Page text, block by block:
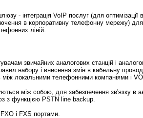
- інтеграція VoIP послуг (для оптимізації
в корпоративну телефонну мережу)
ліній.
звичайних аналогових станцій і
набору і внесення змін в кабельну
між локальними телефонними компаніями і
між собою, для забезпечення зв'язку в
з функцією PSTN line backup.
і FXS портами.